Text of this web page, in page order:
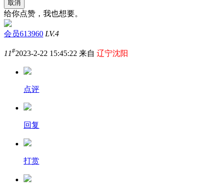
取消
给你点赞，我也想要。
会员613960 LV.4
11#2023-2-22 15:45:22 来自 辽宁沈阳
点评
回复
打赏